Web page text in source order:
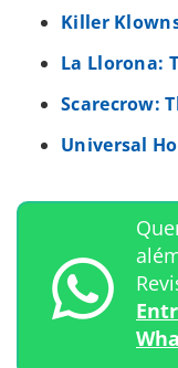
Killer
La Llorona:
Scarecrow:
Universal